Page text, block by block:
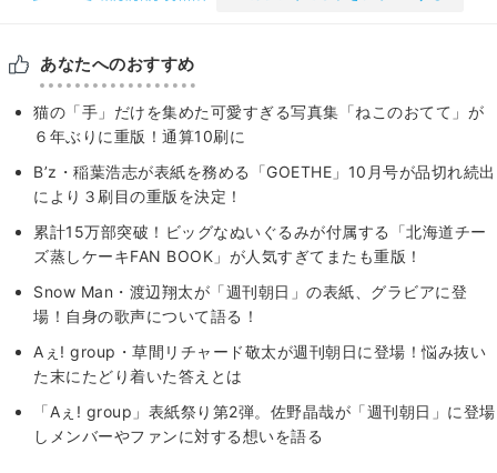
あなたへのおすすめ
猫の「手」だけを集めた可愛すぎる写真集「ねこのおてて」が
６年ぶりに重版！通算10刷に
B’z・稲葉浩志が表紙を務める「GOETHE」10月号が品切れ続出
により３刷目の重版を決定！
累計15万部突破！ビッグなぬいぐるみが付属する「北海道チー
ズ蒸しケーキFAN BOOK」が人気すぎてまたも重版！
Snow Man・渡辺翔太が「週刊朝日」の表紙、グラビアに登
場！自身の歌声について語る！
Aぇ! group・草間リチャード敬太が週刊朝日に登場！悩み抜い
た末にたどり着いた答えとは
「Aぇ! group」表紙祭り第2弾。佐野晶哉が「週刊朝日」に登場
しメンバーやファンに対する想いを語る